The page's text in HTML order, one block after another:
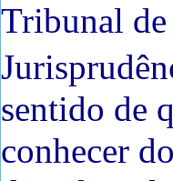
Tribunal
sentido de
conhecer